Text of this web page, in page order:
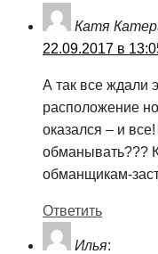
Катя
22.09.2017 в
А так все ждали
расположение
оказался – и
обманывать???
обманщикам-
Ответить
Илья: